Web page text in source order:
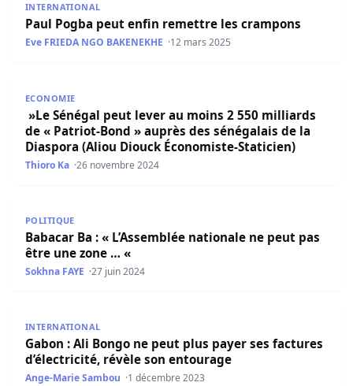
INTERNATIONAL
Paul Pogba peut enfin remettre les crampons
Eve FRIEDA NGO BAKENEKHE 12 mars 2025
ECONOMIE
»Le Sénégal peut lever au moins 2 550 milliards
de « Patriot-Bond » auprès des sénégalais de la
Diaspora (Aliou Diouck Économiste-Staticien)
Thioro Ka 26 novembre 2024
POLITIQUE
Babacar Ba : « L’Assemblée nationale ne peut pas
être une zone … «
Sokhna FAYE 27 juin 2024
INTERNATIONAL
Gabon : Ali Bongo ne peut plus payer ses factures
d’électricité, révèle son entourage
Ange-Marie Sambou 1 décembre 2023